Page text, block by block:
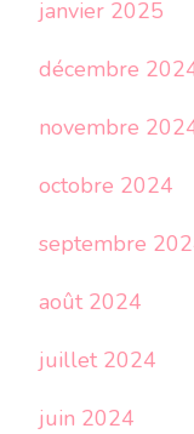
janvier 2025
décembre
novembre
octobre 2024
septembre
août 2024
juillet 2024
juin 2024